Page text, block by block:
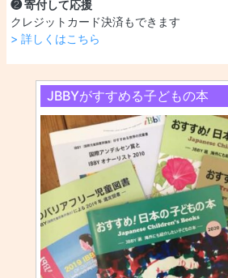
❷ 寄付して応援
クレジットカード決済もできます
> 詳しくはこちら
JBBYがすすめる子どもの本